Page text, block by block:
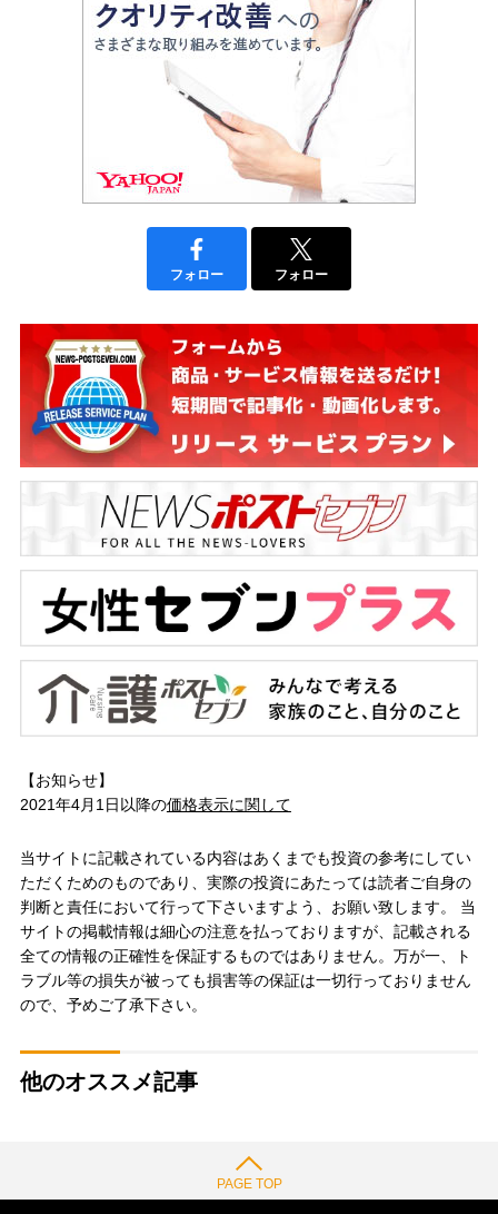
フォロー フォロー
【お知らせ】
2021年4月1日以降の価格表示に関して
当サイトに記載されている内容はあくまでも投資の参考にしてい
ただくためのものであり、実際の投資にあたっては読者ご自身の
判断と責任において行って下さいますよう、お願い致します。 当
サイトの掲載情報は細心の注意を払っておりますが、記載される
全ての情報の正確性を保証するものではありません。万が一、ト
ラブル等の損失が被っても損害等の保証は一切行っておりません
ので、予めご了承下さい。
他のオススメ記事
PAGE TOP